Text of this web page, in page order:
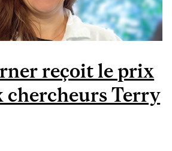
reçoit le prix
chercheurs Terry